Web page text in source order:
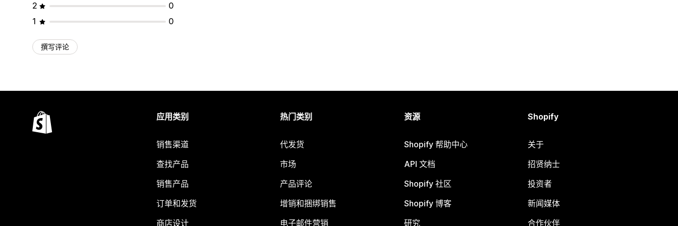
2
0
1
0
撰写评论
应用类别
销售渠道
查找产品
销售产品
订单和发货
商店设计
热门类别
代发货
市场
产品评论
增销和捆绑销售
电子邮件营销
资源
Shopify 帮助中心
API 文档
Shopify 社区
Shopify 博客
研究
Shopify
关于
招贤纳士
投资者
新闻媒体
合作伙伴